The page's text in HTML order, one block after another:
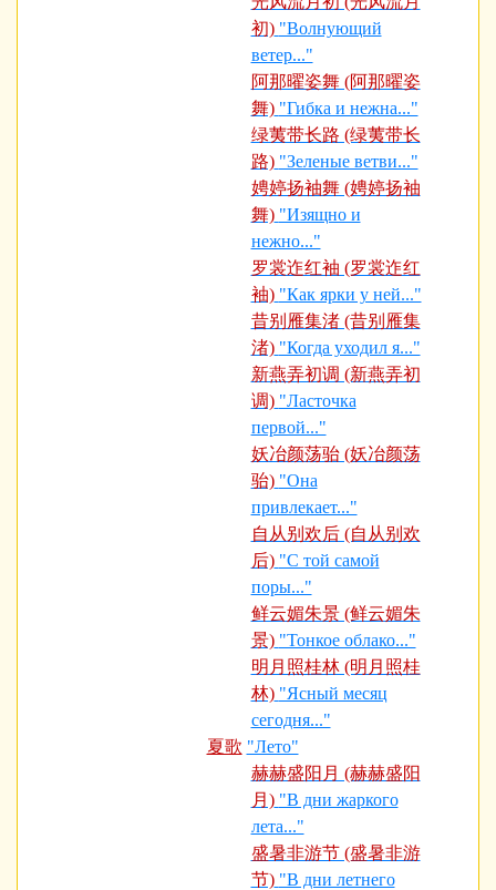
初) "Волнующий
ветер..."
阿那曜姿舞 (阿那曜姿
舞) "Гибка и нежна..."
绿荑带长路 (绿荑带长
路) "Зеленые ветви..."
娉婷扬袖舞 (娉婷扬袖
舞) "Изящно и
нежно..."
罗裳迮红袖 (罗裳迮红
袖) "Как ярки у ней..."
昔别雁集渚 (昔别雁集
渚) "Когда уходил я..."
新燕弄初调 (新燕弄初
调) "Ласточка
первой..."
妖冶颜荡骀 (妖冶颜荡
骀) "Она
привлекает..."
自从别欢后 (自从别欢
后) "С той самой
поры..."
鲜云媚朱景 (鲜云媚朱
景) "Тонкое облако..."
明月照桂林 (明月照桂
林) "Ясный месяц
сегодня..."
夏歌 "Лето"
赫赫盛阳月 (赫赫盛阳
月) "В дни жаркого
лета..."
盛暑非游节 (盛暑非游
节) "В дни летнего